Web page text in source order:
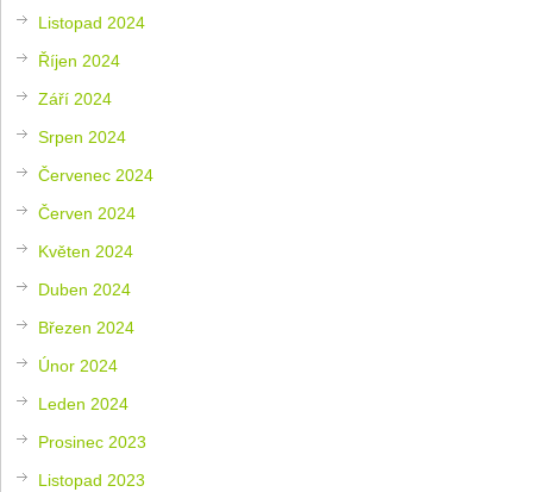
Listopad 2024
Říjen 2024
Září 2024
Srpen 2024
Červenec 2024
Červen 2024
Květen 2024
Duben 2024
Březen 2024
Únor 2024
Leden 2024
Prosinec 2023
Listopad 2023